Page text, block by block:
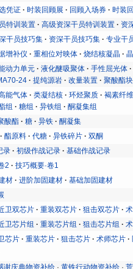
凭证 时装回顾展 回顾入场券 时装
特训装置 高级资深干员特训装置 资
干员技巧集 资深干员技巧集 专业干
增补仪 重相位对映体 烧结核凝晶
动力单元 液化醚吸聚体 手性屈光体
24 提纯源岩 改量装置 聚酸酯块
能气体 类凝结核 环烃聚质 褐素纤维
组 糖组 异铁组
酮凝集组
酸酯 糖 异铁
酮凝集
酯原料 代糖 异铁碎片
双酮
录 初级作战记录
基础作战记录
2 技巧概要·卷1
材 进阶加固建材
基础加固建材
卫双芯片 重装双芯片 狙击双芯片
卫芯片组 重装芯片组 狙击芯片组
芯片 重装芯片 狙击芯片 术师芯片